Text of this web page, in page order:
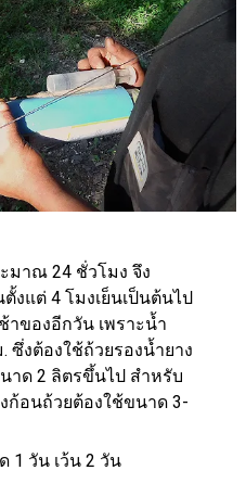
ะมาณ 24 ชั่วโมง จึง
งแต่ 4 โมงเย็นเป็นต้นไป
าของอีกวัน เพราะน้ำ
ซึ่งต้องใช้ถ้วยรองน้ำยาง
าด 2 ลิตรขึ้นไป สำหรับ
ก้อนถ้วยต้องใช้ขนาด 3-
1 วัน เว้น 2 วัน